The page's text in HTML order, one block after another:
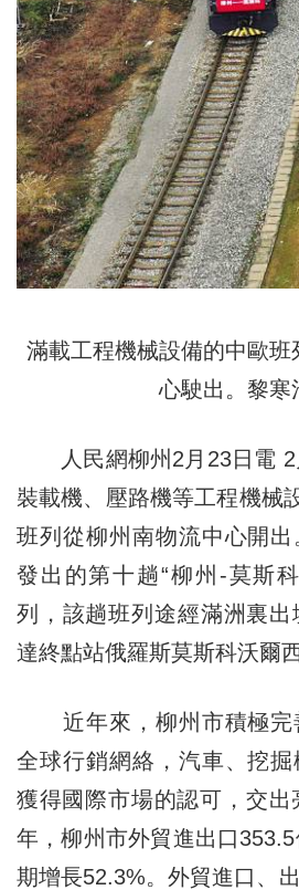
滿載工程機械設備的中歐班
心駛出。黎寒
人民網柳州2月23日電 2
裝載機、壓路機等工程機械
班列從柳州南物流中心開
發出的第十趟“柳州-莫斯
列，該趟班列途經滿洲裏
達終點站俄羅斯莫斯科沃爾西
近年來，柳州市積極完
全球行銷網絡，汽車、挖
獲得國際市場的認可，交出
年，柳州市外貿進出口
期增長52.3%。外貿進口、